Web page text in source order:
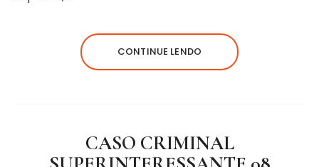
CONTINUE LENDO
CASO CRIMINAL